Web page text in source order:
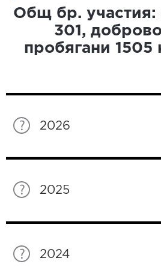
Общ бр. участия:
301 ,
пробягани 1505
2026
2025
2024